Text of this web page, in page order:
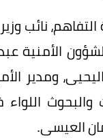
نائب
الأمنية
ومدير
اللواء
العيسى.